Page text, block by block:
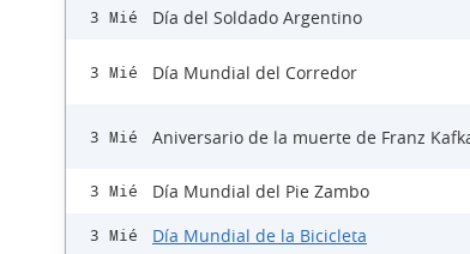
3 Mié Día del Soldado Argentino
3 Mié Día Mundial del Corredor
3 Mié Aniversario de la muerte de Franz
3 Mié Día Mundial del Pie Zambo
3 Mié Día Mundial de la Bicicleta